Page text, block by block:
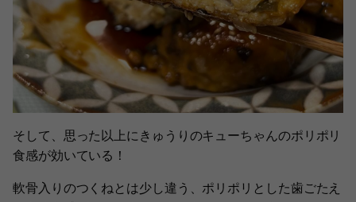
そして、思った以上にきゅうりのキューちゃんのポリポリ
食感が効いている！
軟骨入りのつくねとは少し違う、ポリポリとした歯ごたえ